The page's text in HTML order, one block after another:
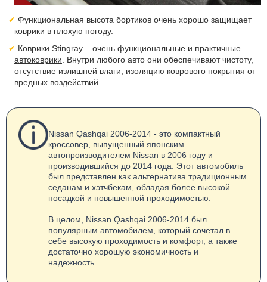
Функциональная высота бортиков очень хорошо защищает
коврики в плохую погоду.
Коврики Stingray – очень функциональные и практичные
автоковрики . Внутри любого авто они обеспечивают чистоту,
отсутствие излишней влаги, изоляцию коврового покрытия от
вредных воздействий.
Nissan Qashqai 2006-2014 - это компактный
кроссовер, выпущенный японским
автопроизводителем Nissan в 2006 году и
производившийся до 2014 года. Этот автомобиль
был представлен как альтернатива традиционным
седанам и хэтчбекам, обладая более высокой
посадкой и повышенной проходимостью.
В целом, Nissan Qashqai 2006-2014 был
популярным автомобилем, который сочетал в
себе высокую проходимость и комфорт, а также
достаточно хорошую экономичность и
надежность.